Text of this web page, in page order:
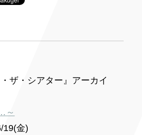
ザ・シアター』アーカイ
～
19(金)